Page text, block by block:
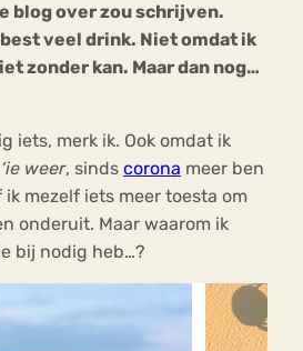
blog over zou schrijven.
veel drink. Niet omdat ik
zonder kan. Maar dan nog…
iets, merk ik. Ook omdat ik
weer, sinds corona meer ben
mezelf iets meer toesta om
onderuit. Maar waarom ik
bij nodig heb…?